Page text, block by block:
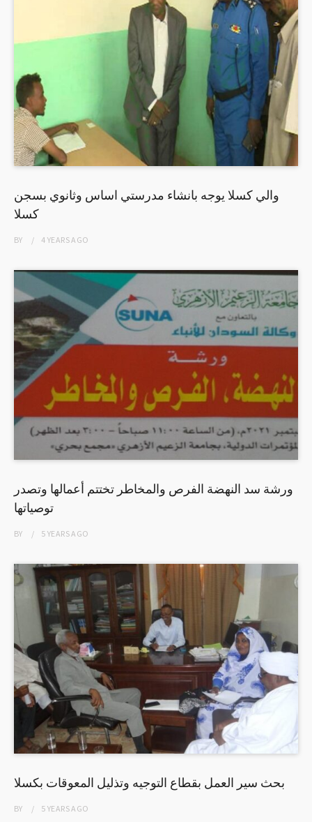
والي كسلا يوجه بانشاء مدرستي اساس وثانوي بسجن
كسلا
BY 4 YEARSAGO
ورشة سد النهضة الفرص والمخاطر تختتم أعمالها وتصدر
توصياتها
BY 5 YEARSAGO
بحث سير العمل بقطاع التوجيه وتذليل المعوقات بكسلا
BY 5 YEARSAGO